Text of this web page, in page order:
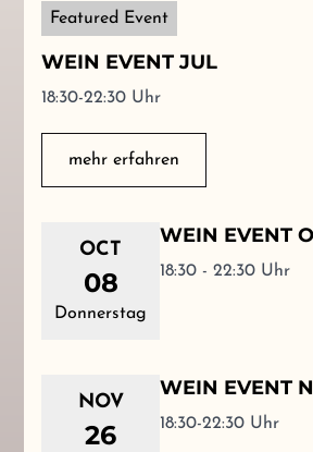
Featured Event
WEIN EVENT JUL
18:30-22:30 Uhr
mehr erfahren
OCT
08
Donnerstag
WEIN EVENT
18:30 - 22:30 Uhr
NOV
26
WEIN EVENT
18:30-22:30 Uhr